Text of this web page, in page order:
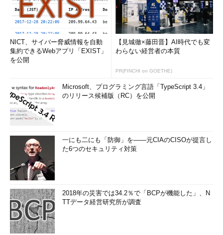
NICT、サイバー脅威情報を自動
集約できるWebアプリ「EXIST」
を公開
【見城徹×藤田晋】AI時代でも変
わらない経営者の本質
PR(FINCHI on GOETHE)
Microsoft、プログラミング言語「TypeScript 3.4」
のリリース候補版（RC）を公開
一にも二にも「防御」を――元CIAのCISOが提言し
た6つのセキュリティ対策
2018年の災害では34.2％で「BCPが機能した」、N
TTデータ経営研究所が調査